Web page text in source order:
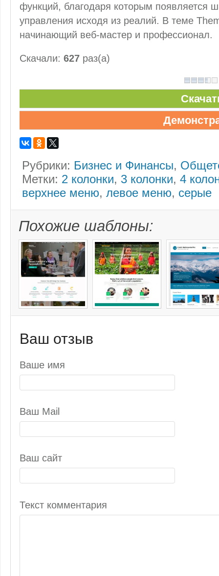
функций, благодаря которым появляется
управления исходя из реалий. В теме
начинающий веб-мастер и профессионал.
Скачали: 627 раз(а)
Рубрики: Бизнес и Финансы,
Метки: 2 колонки, 3 колонки, 4
верхнее меню, левое меню, серые
Похожие шаблоны:
Ваш отзыв
Ваше имя
Ваш Mail
Ваш сайт
Текст комментария